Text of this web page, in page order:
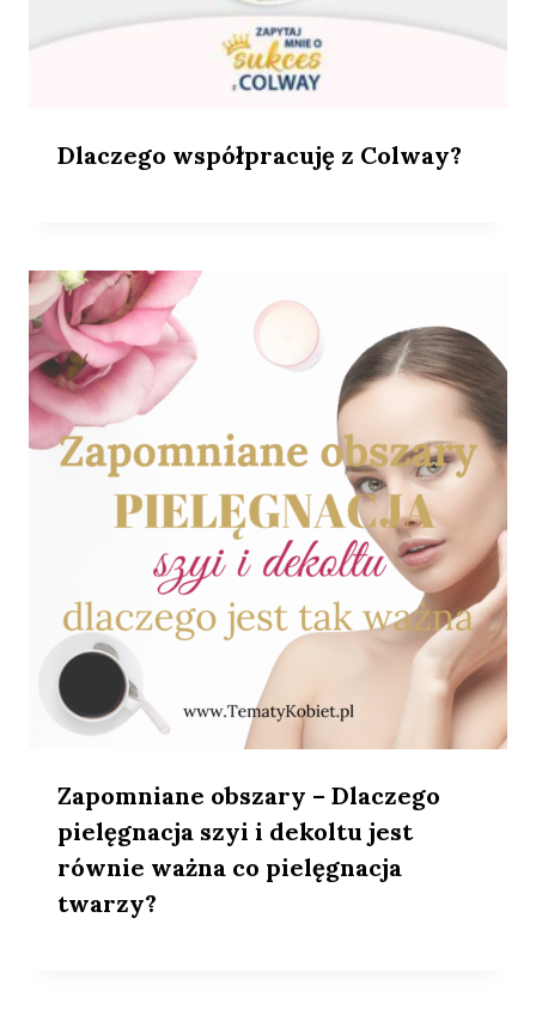
Dlaczego współpracuję z Colway?
Zapomniane obszary – Dlaczego
pielęgnacja szyi i dekoltu jest
równie ważna co pielęgnacja
twarzy?